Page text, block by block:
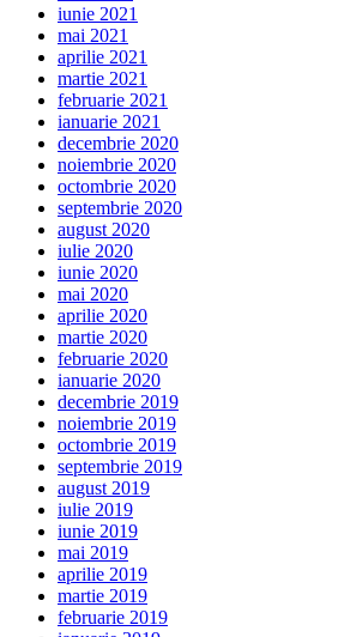
iunie 2021
mai 2021
aprilie 2021
martie 2021
februarie 2021
ianuarie 2021
decembrie 2020
noiembrie 2020
octombrie 2020
septembrie 2020
august 2020
iulie 2020
iunie 2020
mai 2020
aprilie 2020
martie 2020
februarie 2020
ianuarie 2020
decembrie 2019
noiembrie 2019
octombrie 2019
septembrie 2019
august 2019
iulie 2019
iunie 2019
mai 2019
aprilie 2019
martie 2019
februarie 2019